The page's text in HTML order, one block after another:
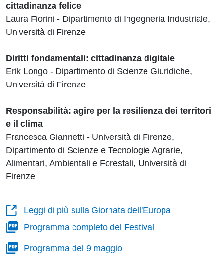
cittadinanza felice
Laura Fiorini - Dipartimento di Ingegneria Industriale,
Università di Firenze
Diritti fondamentali: cittadinanza digitale
Erik Longo - Dipartimento di Scienze Giuridiche,
Università di Firenze
Responsabilità: agire per la resilienza dei territori
e il clima
Francesca Giannetti - Università di Firenze,
Dipartimento di Scienze e Tecnologie Agrarie,
Alimentari, Ambientali e Forestali, Università di
Firenze
Leggi di più sulla Giornata dell'Europa
Programma completo del Festival
Programma del 9 maggio